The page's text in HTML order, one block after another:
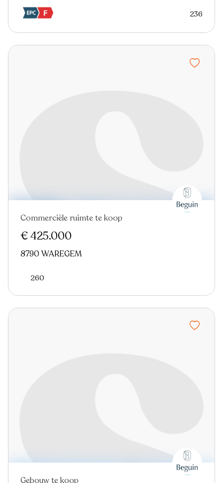
236
Nieuw
Commerciële ruimte te koop
€ 425.000
8790 WAREGEM
260
Gebouw te koop